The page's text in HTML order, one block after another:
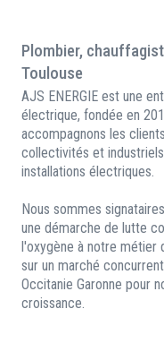
Plombier,
Toulouse
AJS ENERGIE est une
électrique, fondée en
accompagnons les
collectivités et
installations électriques.
Nous sommes
une démarche de lutte
l'oxygène à notre métier
sur un marché
Occitanie Garonne pour
croissance.